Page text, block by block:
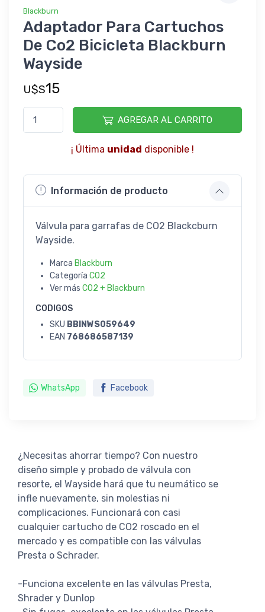
Blackburn
Adaptador Para Cartuchos
De Co2 Bicicleta Blackburn
Wayside
U$S15
AGREGAR AL CARRITO
¡ Última unidad disponible !
Información de producto
Válvula para garrafas de CO2 Blackcburn
Wayside.
Marca Blackburn
Categoría CO2
Ver más CO2 + Blackburn
CODIGOS
SKU BBINWS059649
EAN 768686587139
WhatsApp Facebook
¿Necesitas ahorrar tiempo? Con nuestro
diseño simple y probado de válvula con
resorte, el Wayside hará que tu neumático se
infle nuevamente, sin molestias ni
complicaciones. Funcionará con casi
cualquier cartucho de CO2 roscado en el
mercado y es compatible con las válvulas
Presta o Schrader.
-Funciona excelente en las válvulas Presta,
Shrader y Dunlop